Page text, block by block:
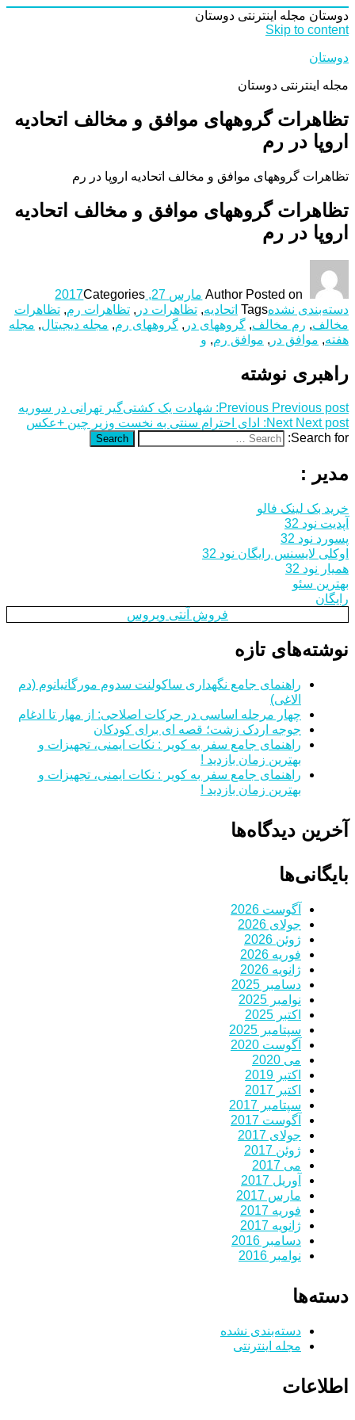
دوستان مجله اینترنتی دوستان
Skip to content
دوستان
مجله اینترنتی دوستان
تظاهرات گروه‎های موافق و مخالف اتحادیه
اروپا در رم
تظاهرات گروه‎های موافق و مخالف اتحادیه اروپا در رم
تظاهرات گروه‎های موافق و مخالف اتحادیه
اروپا در رم
Author Posted on مارس 27, 2017
Categories
دسته‌بندی نشدهTags اتحادیه, تظاهرات در , تظاهرات رم, تظاهرات
مخالف, رم مخالف, گروه‎های در , گروه‎های رم , مجله دیجیتال, مجله
هفته, موافق در , موافق رم, و
راهبری نوشته
Previous Previous post:
شهادت یک کشتی‌گیر تهرانی در سوریه
Next Next post:
ادای احترام سنتی به نخست وزیر چین +عکس
Search for:
Search
مدیر :
خرید بک لینک فالو
آپدیت نود 32
پسورد نود 32
اوکلی لایسنس رایگان نود 32
همیار نود 32
بهترین سئو
رایگان
فروش آنتی ویروس
نوشته‌های تازه
راهنمای جامع نگهداری ساکولنت سدوم مورگانیانوم (دم
الاغی)
چهار مرحله اساسی در حرکات اصلاحی: از مهار تا ادغام
جوجه اردک زشت؛ قصه ای برای کودکان
راهنمای جامع سفر به کویر : نکات ایمنی، تجهیزات و
بهترین زمان بازدید !
راهنمای جامع سفر به کویر : نکات ایمنی، تجهیزات و
بهترین زمان بازدید !
آخرین دیدگاه‌ها
بایگانی‌ها
آگوست 2026
جولای 2026
ژوئن 2026
فوریه 2026
ژانویه 2026
دسامبر 2025
نوامبر 2025
اکتبر 2025
سپتامبر 2025
آگوست 2020
می 2020
اکتبر 2019
اکتبر 2017
سپتامبر 2017
آگوست 2017
جولای 2017
ژوئن 2017
می 2017
آوریل 2017
مارس 2017
فوریه 2017
ژانویه 2017
دسامبر 2016
نوامبر 2016
دسته‌ها
دسته‌بندی نشده
مجله اینترنتی
اطلاعات